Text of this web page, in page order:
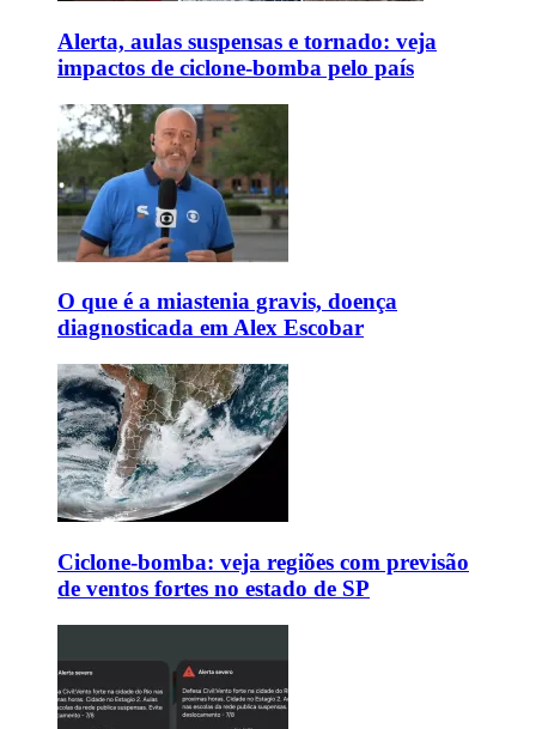
Alerta, aulas suspensas e tornado: veja
impactos de ciclone-bomba pelo país
O que é a miastenia gravis, doença
diagnosticada em Alex Escobar
Ciclone-bomba: veja regiões com previsão
de ventos fortes no estado de SP